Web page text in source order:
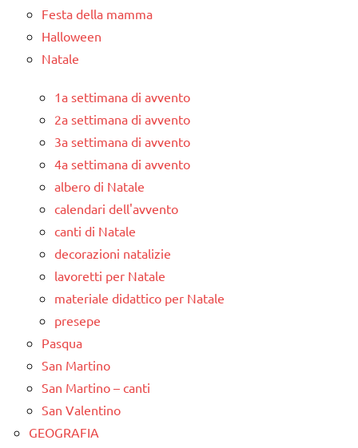
Festa della mamma
Halloween
Natale
1a settimana di avvento
2a settimana di avvento
3a settimana di avvento
4a settimana di avvento
albero di Natale
calendari dell'avvento
canti di Natale
decorazioni natalizie
lavoretti per Natale
materiale didattico per Natale
presepe
Pasqua
San Martino
San Martino – canti
San Valentino
GEOGRAFIA